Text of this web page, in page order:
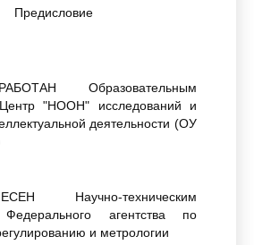
Предисловие
Образовательным
"НООН" исследований и
деятельности (ОУ
Научно-техническим
агентства по
и метрологии